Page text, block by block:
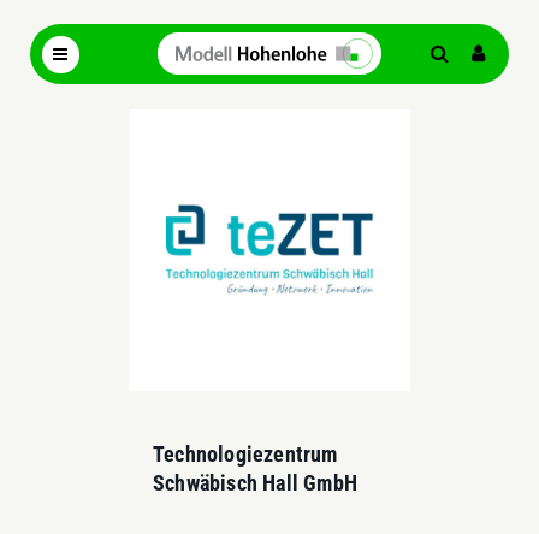
Technologiezentrum
Schwäbisch Hall GmbH